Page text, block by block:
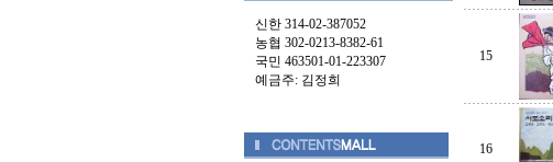
신한 314-02-387052
농협 302-0213-8382-61
국민 463501-01-223307
예금주: 김정희
15
16